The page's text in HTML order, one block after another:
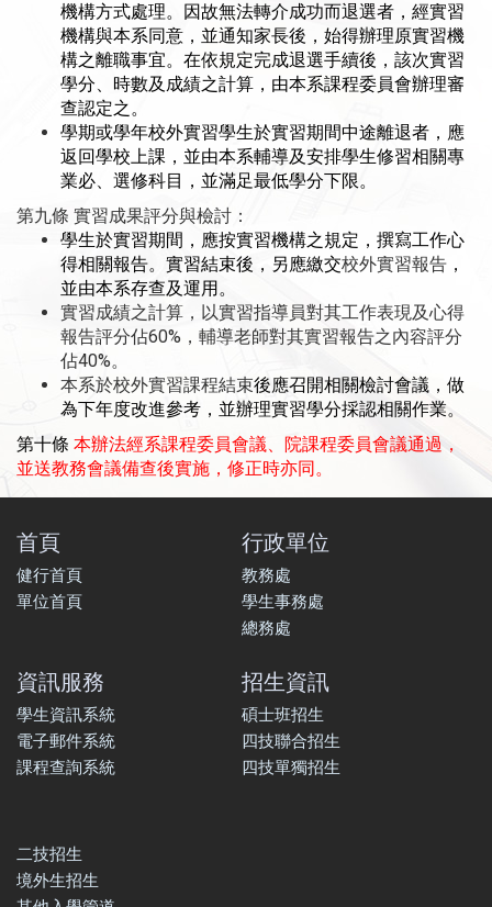
機構方式處理。因故無法轉介成功而退選者，經實習
機構與本系同意，並通知家長後，始得辦理原實習機
構之離職事宜。在依規定完成退選手續後，該次實習
學分、時數及成績之計算，由本系課程委員會辦理審
查認定之。
學期或學年校外實習學生於實習期間中途離退者，應
返回學校上課，並由本系輔導及安排學生修習相關專
業必、選修科目，並滿足最低學分下限。
第九條 實習成果評分與檢討：
學生於實習期間，應按實習機構之規定，撰寫工作心
得相關報告。實習結束後，另應繳交校外實習報告 ，
並由本系存查及運用。
實習成績之計算，以實習指導員對其工作表現及心得
報告評分佔60%，輔導老師對其實習報告之內容評分
佔40%。
本系於校外實習課程結束後應召開相關檢討會議，做
為下年度改進參考，並辦理實習學分採認相關作業。
第十條 本辦法經系課程委員會議、院課程委員會議通過，
並送教務會議備查後實施，修正時亦同。
首頁
健行首頁
單位首頁
行政單位
教務處
學生事務處
總務處
資訊服務
學生資訊系統
電子郵件系統
課程查詢系統
招生資訊
碩士班招生
四技聯合招生
四技單獨招生
二技招生
境外生招生